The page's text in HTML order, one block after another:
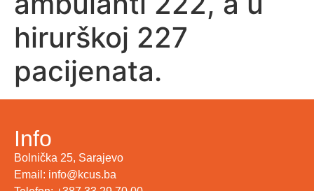
hirurškoj 227
pacijenata.
Info
Bolnička 25, Sarajevo
Email: info@kcus.ba